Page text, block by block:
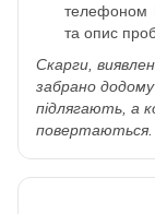
телефоном
та опис
Скарги,
забрано
підлягають, а
повертаються.